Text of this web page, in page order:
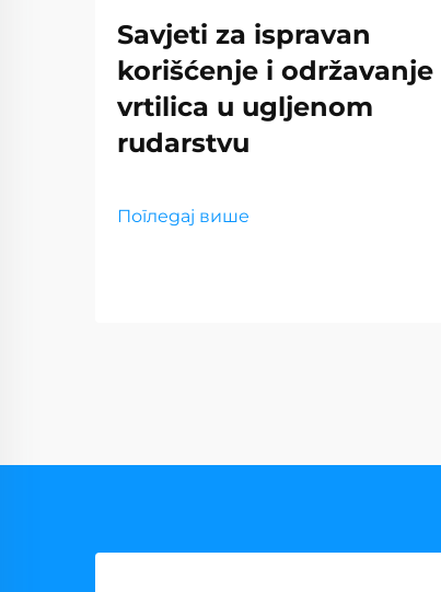
Savjeti za ispravan
korišćenje i održavanje
vrtilica u ugljenom
rudarstvu
Погледај више